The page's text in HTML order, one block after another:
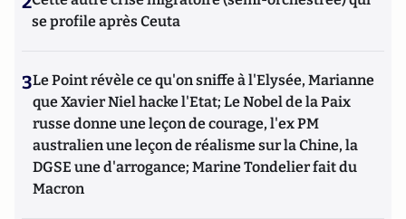
se profile après Ceuta
3Le Point révèle ce qu'on sniffe à l'Elysée, Marianne
que Xavier Niel hacke l'Etat; Le Nobel de la Paix
russe donne une leçon de courage, l'ex PM
australien une leçon de réalisme sur la Chine, la
DGSE une d'arrogance; Marine Tondelier fait du
Macron